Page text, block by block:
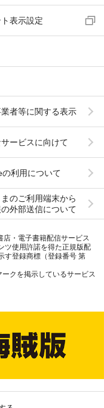
表示設定
者等に関する表示
ービスに向けて
の利用について
のご利用端末から
外部送信について
・電子書籍配信サービス
ツ使用許諾を得た正規版配
す登録商標（登録番号 第
クを掲示しているサービス